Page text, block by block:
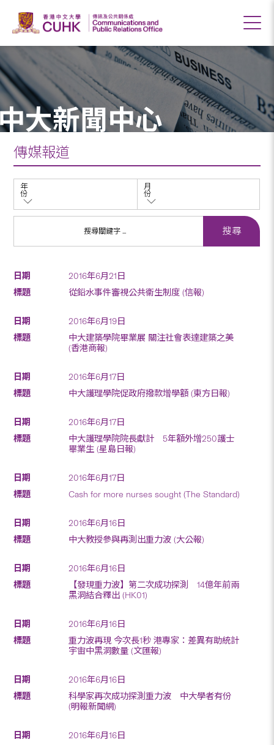
大新聞中心
傳媒報道
年
份
月
份
2016年6月21日
從鉛水事件審視公共衞生制度 (信報)
2016年6月19日
中大建築學院畢業展 關注社會表達建築之美
(香港商報)
2016年6月17日
中大護理學院促政府撥款增學額 (東方日報)
2016年6月17日
中大護理學院院長獻計 5年額外增250護士
畢業生 (星島日報)
2016年6月17日
Cash for more nurses sought (The Standard)
2016年6月16日
中大教授參與再測出重力波 (大公報)
2016年6月16日
【發現重力波】第二次成功探測 14億年前兩
黑洞結合釋出 (HK01)
2016年6月16日
重力波再現 今次長1秒 港專家：差異有助統計
宇宙中黑洞數量 (文匯報)
2016年6月16日
科學家再次成功探測重力波 中大學者有份
(明報新聞網)
2016年6月16日